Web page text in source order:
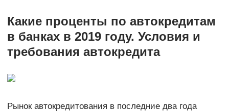
Какие проценты по автокредитам
в банках в 2019 году. Условия и
требования автокредита
Рынок автокредитования в последние два года